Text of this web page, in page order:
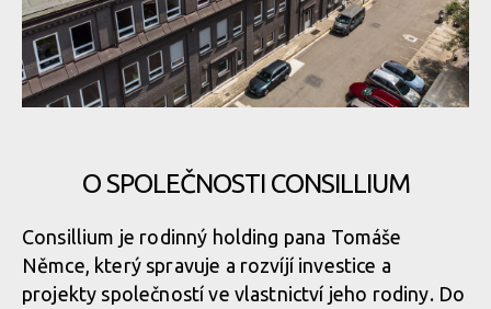
O SPOLEČNOSTI CONSILLIUM
Consillium je rodinný holding pana Tomáše
Němce, který spravuje a rozvíjí investice a
projekty společností ve vlastnictví jeho rodiny. Do